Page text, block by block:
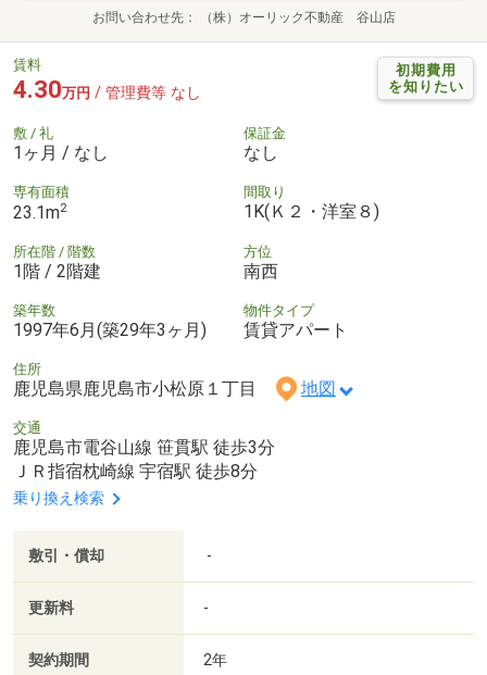
お問い合わせ先 （株）オーリック不動産 谷山店
初期費用
を知りたい
賃料
4.30万円 / 管理費等 なし
敷 / 礼
1ヶ月 / なし
保証金
なし
専有面積
23.1m2
間取り
1K(Ｋ２・洋室８)
所在階 / 階数
1階 / 2階建
方位
南西
築年数
1997年6月(築29年3ヶ月)
物件タイプ
賃貸アパート
住所
鹿児島県鹿児島市小松原１丁目 地図
交通
鹿児島市電谷山線 笹貫駅 徒歩3分
ＪＲ指宿枕崎線 宇宿駅 徒歩8分
乗り換え検索
敷引・償却 -
更新料 -
契約期間 2年